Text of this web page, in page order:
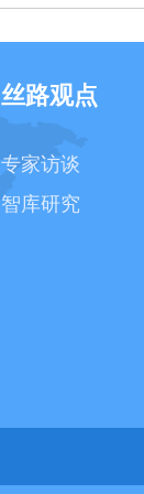
丝路观点
专家访谈
智库研究